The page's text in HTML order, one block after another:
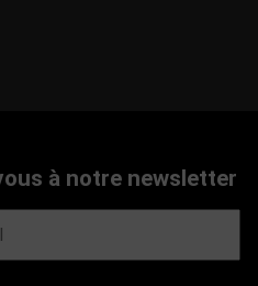
à notre newsletter